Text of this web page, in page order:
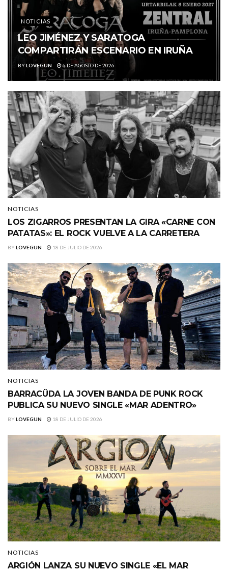
NOTICIAS
LEO JIMÉNEZ Y SARATOGA
COMPARTIRÁN ESCENARIO EN IRUÑA
BYLOVEGUN 6 DE AGOSTO DE 2026
NOTICIAS
LOS ZIGARROS PRESENTAN LA GIRA «CARNE CON
PATATAS»: EL ROCK VUELVE A LA CARRETERA
BYLOVEGUN 18 DE JULIO DE 2026
NOTICIAS
BARRACÜDA LA JOVEN BANDA DE PUNK ROCK
PUBLICA SU NUEVO SINGLE «MAR ADENTRO»
BYLOVEGUN 18 DE JULIO DE 2026
NOTICIAS
ARGIÓN LANZA SU NUEVO SINGLE «EL MAR